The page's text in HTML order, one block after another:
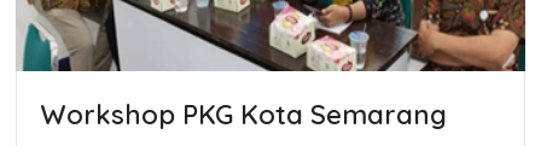
Workshop PKG Kota Semarang